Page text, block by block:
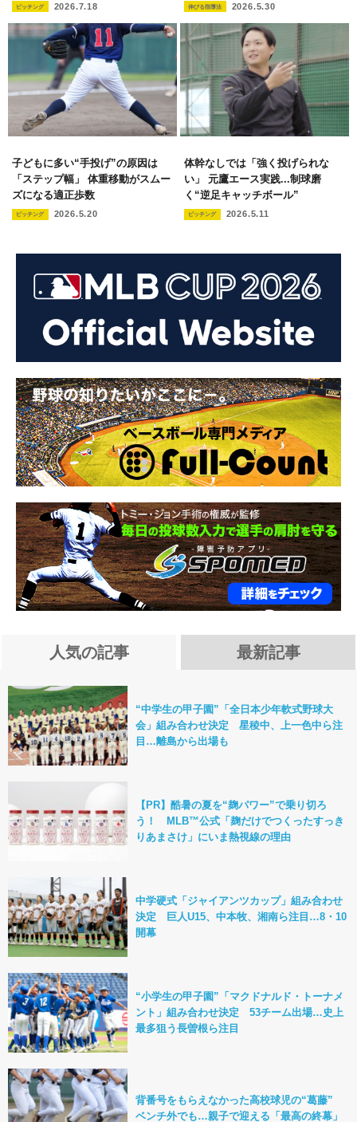
ピッチング 2026.7.18 伸びる指導法 2026.5.30
子どもに多い“手投げ”の原因は
「ステップ幅」 体重移動がスムー
ズになる適正歩数
ピッチング 2026.5.20
体幹なしでは「強く投げられな
い」 元鷹エース実践...制球磨
く“逆足キャッチボール”
ピッチング 2026.5.11
人気の記事 最新記事
“中学生の甲子園”「全日本少年軟式野球大
会」組み合わせ決定 星稜中、上一色中ら注
目…離島から出場も
【PR】酷暑の夏を“麹パワー”で乗り切ろ
う！ MLB™公式「麹だけでつくったすっき
りあまさけ」にいま熱視線の理由
中学硬式「ジャイアンツカップ」組み合わせ
決定 巨人U15、中本牧、湘南ら注目…8・10
開幕
“小学生の甲子園”「マクドナルド・トーナメ
ント」組み合わせ決定 53チーム出場…史上
最多狙う長曽根ら注目
背番号をもらえなかった高校球児の“葛藤”
ベンチ外でも…親子で迎える「最高の終幕」